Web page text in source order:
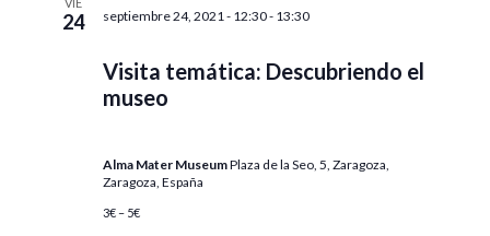
24
Visita temática: Descubriendo el
museo
septiembre 24, 2021 - 12:30- 13:30
Alma Mater MuseumPlaza de la Seo, 5, Zaragoza,
Zaragoza, España
3€ – 5€